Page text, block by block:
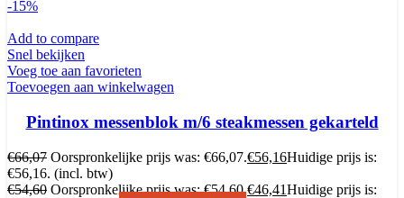
-15%
Add to compare
Snel bekijken
Voeg toe aan favorieten
Toevoegen aan winkelwagen
Pintinox messenblok m/6 steakmessen gekarteld
€66,07 Oorspronkelijke prijs was: €66,07.€56,16Huidige prijs is:
€56,16. (incl. btw)
€54,60 Oorspronkelijke prijs was: €54,60.€46,41Huidige prijs is: